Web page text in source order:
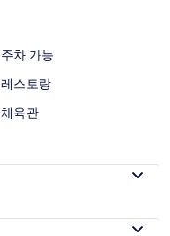
주차 가능
레스토랑
체육관